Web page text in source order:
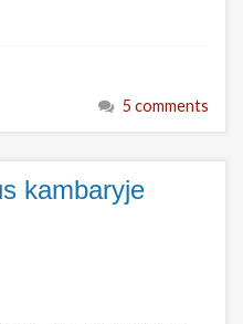
5 comments
kambaryje